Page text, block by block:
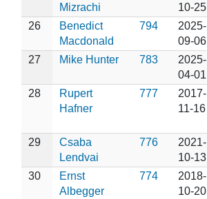
Mizrachi
10-25
26
Benedict
Macdonald
794
2025-
09-06
27
Mike Hunter 783
2025-
04-01
28
Rupert
Hafner
777
2017-
11-16
29
Csaba
Lendvai
776
2021-
10-13
30
Ernst
Albegger
774
2018-
10-20